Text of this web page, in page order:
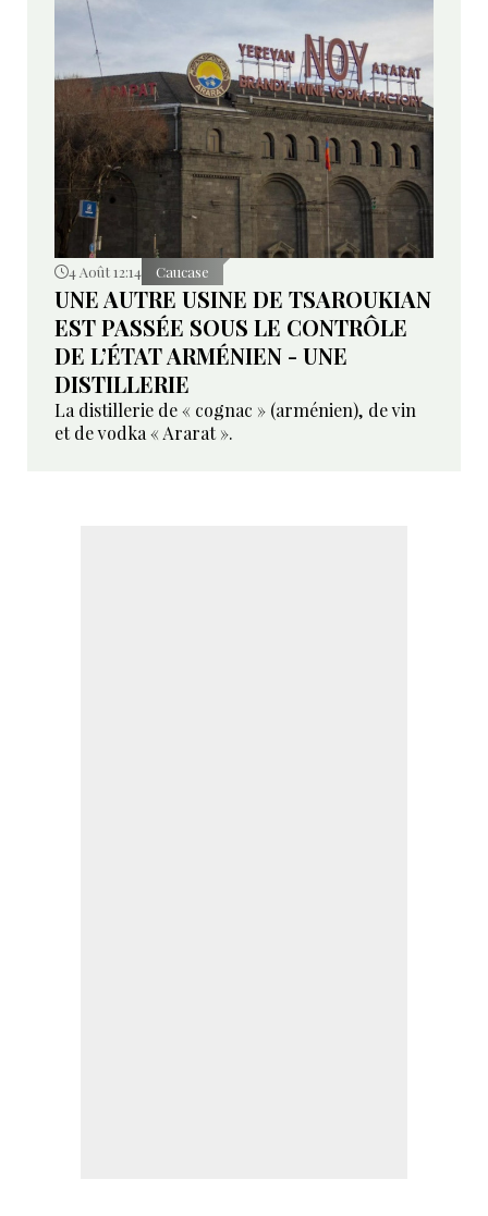
4 Août 12:14 Caucase
UNE AUTRE USINE DE TSAROUKIAN
EST PASSÉE SOUS LE CONTRÔLE
DE L’ÉTAT ARMÉNIEN - UNE
DISTILLERIE
La distillerie de « cognac » (arménien), de vin
et de vodka « Ararat ».